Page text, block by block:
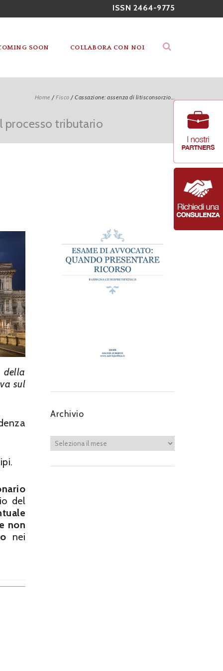
ISSN 2464-9775
SOON COLLABORA CON NOI
Home /Fisco /Cassazione: assenza di litisconsorzio...
processo tributario
della
sul
del
non
nei
Archivio